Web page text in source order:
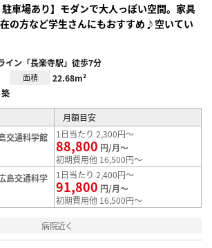
車場あり】モダンで大人っぽい空間。家具
の方など学生さんにもおすすめ♪空いてい
イン「長楽寺駅」徒歩7分
面積 22.68m²
月額目安
交通科学館
1日当たり 2,300円～
88,800 円/月～
初期費用他 16,500円～
島交通科学
1日当たり 2,400円～
91,800 円/月～
初期費用他 16,500円～
病院近く